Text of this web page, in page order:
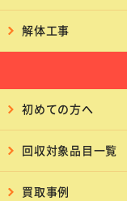
解体工事
初めての方へ
回収対象品目一覧
買取事例